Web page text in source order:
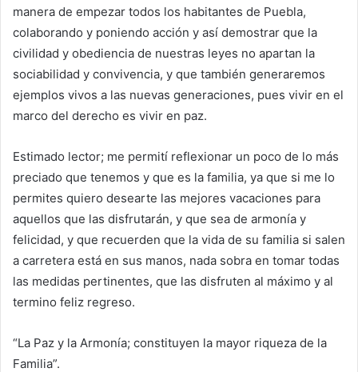
manera de empezar todos los habitantes de Puebla,
colaborando y poniendo acción y así demostrar que la
civilidad y obediencia de nuestras leyes no apartan la
sociabilidad y convivencia, y que también generaremos
ejemplos vivos a las nuevas generaciones, pues vivir en el
marco del derecho es vivir en paz.
Estimado lector; me permití reflexionar un poco de lo más
preciado que tenemos y que es la familia, ya que si me lo
permites quiero desearte las mejores vacaciones para
aquellos que las disfrutarán, y que sea de armonía y
felicidad, y que recuerden que la vida de su familia si salen
a carretera está en sus manos, nada sobra en tomar todas
las medidas pertinentes, que las disfruten al máximo y al
termino feliz regreso.
“La Paz y la Armonía; constituyen la mayor riqueza de la
Familia”.